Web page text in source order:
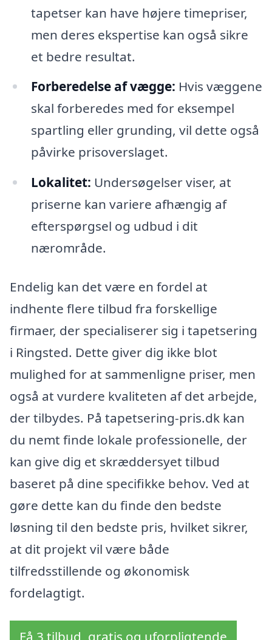
tapetser kan have højere timepriser,
men deres ekspertise kan også sikre
et bedre resultat.
Forberedelse af vægge: Hvis væggene
skal forberedes med for eksempel
spartling eller grunding, vil dette også
påvirke prisoverslaget.
Lokalitet: Undersøgelser viser, at
priserne kan variere afhængig af
efterspørgsel og udbud i dit
nærområde.
Endelig kan det være en fordel at
indhente flere tilbud fra forskellige
firmaer, der specialiserer sig i tapetsering
i Ringsted. Dette giver dig ikke blot
mulighed for at sammenligne priser, men
også at vurdere kvaliteten af det arbejde,
der tilbydes. På tapetsering-pris.dk kan
du nemt finde lokale professionelle, der
kan give dig et skræddersyet tilbud
baseret på dine specifikke behov. Ved at
gøre dette kan du finde den bedste
løsning til den bedste pris, hvilket sikrer,
at dit projekt vil være både
tilfredsstillende og økonomisk
fordelagtigt.
Få 3 tilbud, gratis og uforpligtende